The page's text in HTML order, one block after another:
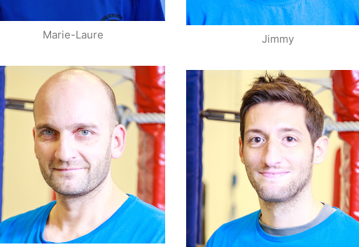
Marie-Laure
Entraîneur
Jimmy
Entraîneur